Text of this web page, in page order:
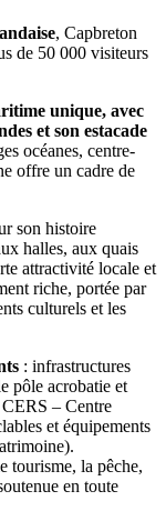
, Capbreton
de 50 000 visiteurs
unique, avec
et son estacade
océanes, centre-
offre un cadre de
son histoire
halles, aux quais
attractivité locale et
riche, portée par
culturels et les
: infrastructures
pôle acrobatie et
– Centre
et équipements
tourisme, la pêche,
en toute